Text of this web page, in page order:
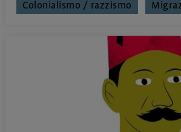
Colonialismo / razzismo